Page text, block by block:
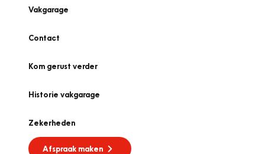
Vakgarage
Contact
Kom gerust verder
Historie vakgarage
Zekerheden
Afspraak maken